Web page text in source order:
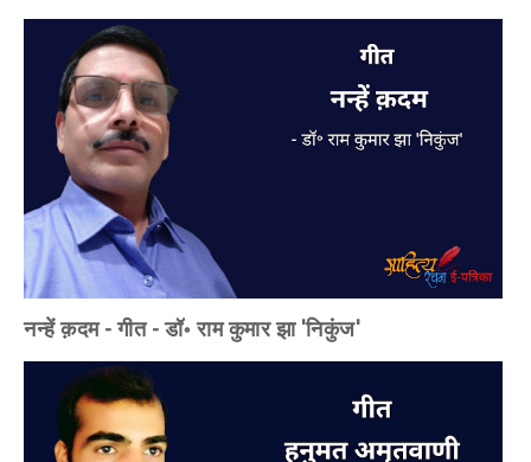
नन्हें क़दम - गीत - डॉ॰ राम कुमार झा 'निकुंज'